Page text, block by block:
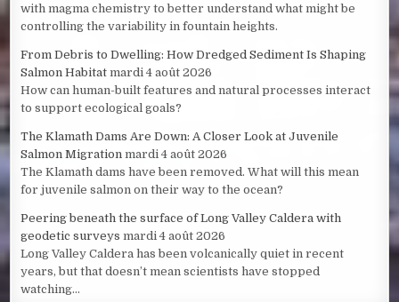
with magma chemistry to better understand what might be
controlling the variability in fountain heights.
From Debris to Dwelling: How Dredged Sediment Is Shaping
Salmon Habitat mardi 4 août 2026
How can human-built features and natural processes interact
to support ecological goals?
The Klamath Dams Are Down: A Closer Look at Juvenile
Salmon Migration mardi 4 août 2026
The Klamath dams have been removed. What will this mean
for juvenile salmon on their way to the ocean?
Peering beneath the surface of Long Valley Caldera with
geodetic surveys mardi 4 août 2026
Long Valley Caldera has been volcanically quiet in recent
years, but that doesn’t mean scientists have stopped
watching...